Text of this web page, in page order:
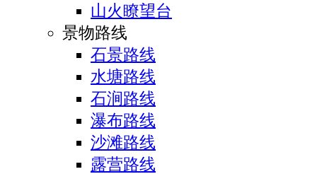
山火瞭望台
景物路线
石景路线
水塘路线
石涧路线
瀑布路线
沙滩路线
露营路线